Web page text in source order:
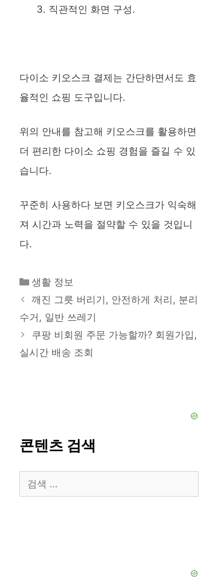
직관적인 화면 구성.
다이소 키오스크 결제는 간단하면서도 효
율적인 쇼핑 도구입니다.
위의 안내를 참고해 키오스크를 활용하면
더 편리한 다이소 쇼핑 경험을 즐길 수 있
습니다.
꾸준히 사용하다 보면 키오스크가 익숙해
져 시간과 노력을 절약할 수 있을 것입니
다.
카
테
리
생활 정보
깨진 그릇 버리기, 안전하게 처리, 분리
수거, 일반 쓰레기
쿠팡 비회원 주문 가능할까? 회원가입,
실시간 배송 조회
콘텐츠 검색
색: